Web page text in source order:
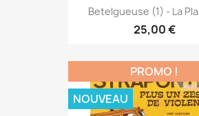
Betelgueuse (1) - La
25,00 €
PROMO !
NOUVEAU